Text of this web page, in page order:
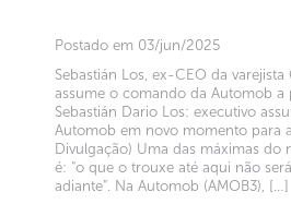
Postado em 03/jun/2025
Sebastián Los, ex-CEO da varejista
assume o comando da Automob a
Sebastián Dario Los: executivo
Automob em novo momento para
Divulgação) Uma das máximas do
é: “o que o trouxe até aqui não
adiante”. Na Automob (AMOB3), […]